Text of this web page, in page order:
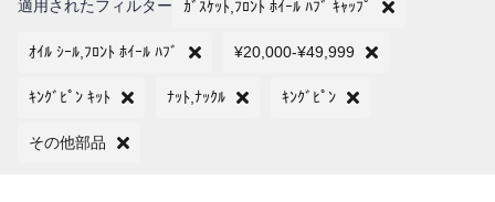
適用されたフィルター ｶﾞｽｹｯﾄ,ﾌﾛﾝﾄ ﾎｲｰﾙ ﾊﾌﾞ ｷｬｯﾌﾟ
ｵｲﾙ ｼｰﾙ,ﾌﾛﾝﾄ ﾎｲｰﾙ ﾊﾌﾞ ¥20,000-¥49,999
ｷﾝｸﾞﾋﾟﾝ ｷｯﾄ ﾅｯﾄ,ﾅｯｸﾙ ｷﾝｸﾞﾋﾟﾝ
その他部品